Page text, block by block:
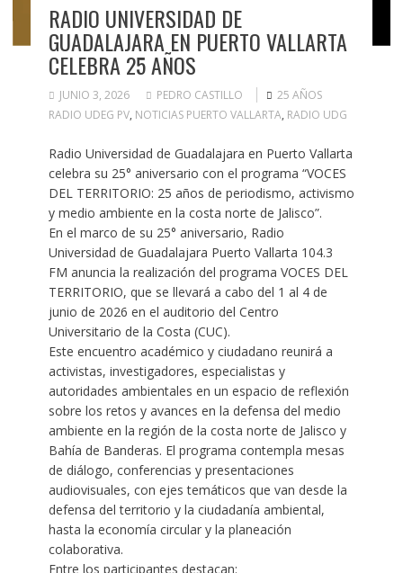
RADIO UNIVERSIDAD DE
GUADALAJARA EN PUERTO VALLARTA
CELEBRA 25 AÑOS
JUNIO 3, 2026 PEDRO CASTILLO
25 AÑOS
RADIO UDEG PV, NOTICIAS PUERTO VALLARTA, RADIO UDG
Radio Universidad de Guadalajara en Puerto Vallarta
celebra su 25° aniversario con el programa “VOCES
DEL TERRITORIO: 25 años de periodismo, activismo
y medio ambiente en la costa norte de Jalisco”.
En el marco de su 25° aniversario, Radio
Universidad de Guadalajara Puerto Vallarta 104.3
FM anuncia la realización del programa VOCES DEL
TERRITORIO, que se llevará a cabo del 1 al 4 de
junio de 2026 en el auditorio del Centro
Universitario de la Costa (CUC).
Este encuentro académico y ciudadano reunirá a
activistas, investigadores, especialistas y
autoridades ambientales en un espacio de reflexión
sobre los retos y avances en la defensa del medio
ambiente en la región de la costa norte de Jalisco y
Bahía de Banderas. El programa contempla mesas
de diálogo, conferencias y presentaciones
audiovisuales, con ejes temáticos que van desde la
defensa del territorio y la ciudadanía ambiental,
hasta la economía circular y la planeación
colaborativa.
Entre los participantes destacan: